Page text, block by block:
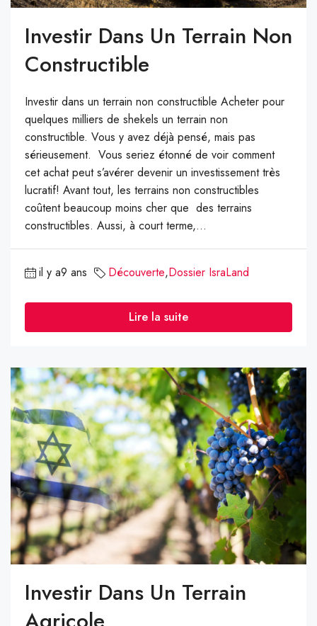
Investir Dans Un Terrain Non
Constructible
Investir dans un terrain non constructible Acheter pour
quelques milliers de shekels un terrain non
constructible. Vous y avez déjà pensé, mais pas
sérieusement. Vous seriez étonné de voir comment
cet achat peut s’avérer devenir un investissement très
lucratif! Avant tout, les terrains non constructibles
coûtent beaucoup moins cher que des terrains
constructibles. Aussi, à court terme,...
il y a9 ans Découverte,Dossier IsraLand
Lire la suite
Investir Dans Un Terrain